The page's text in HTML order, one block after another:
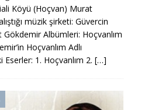
Köyü (Hoçvan) Murat
müzik şirketi: Güvercin
Albümleri: Hoçvanlım
Hoçvanlım Adlı
Eserler: 1. Hoçvanlım 2. […]